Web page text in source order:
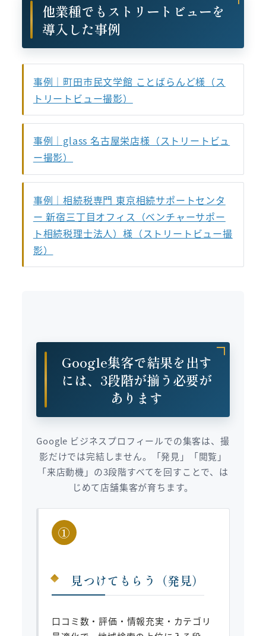
他業種でもストリートビューを
導入した事例
事例｜町田市民文学館 ことばらんど様（ス
トリートビュー撮影）
事例｜glass 名古屋栄店様（ストリートビュ
ー撮影）
事例｜相続税専門 東京相続サポートセンタ
ー 新宿三丁目オフィス（ベンチャーサポー
ト相続税理士法人）様（ストリートビュー撮
影）
Google集客で結果を出す
には、3段階が揃う必要が
あります
Google ビジネスプロフィールでの集客は、撮
影だけでは完結しません。「発見」「閲覧」
「来店動機」の3段階すべてを回すことで、は
じめて店舗集客が育ちます。
①
見つけてもらう（発見）
口コミ数・評価・情報充実・カテゴリ